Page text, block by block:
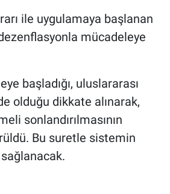
ile uygulamaya başlanan
mücadeleye
başladığı, uluslararası
olduğu dikkate alınarak,
sonlandırılmasının
Bu suretle sistemin